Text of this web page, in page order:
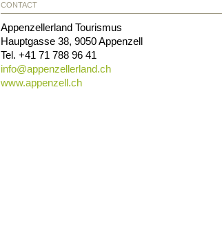
CONTACT
Appenzellerland Tourismus
Hauptgasse 38, 9050Appenzell
Tel. +41 71 788 96 41
info@appenzellerland.ch
www.appenzell.ch